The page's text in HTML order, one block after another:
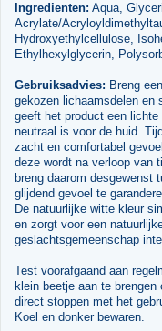
Ingredienten: Aqua,
Acrylate/
Hydroxyethylcellulose,
Ethylhexylglycerin,
Gebruiksadvies: Breng
gekozen lichaamsdelen en
geeft het product een
neutraal is voor de huid.
zacht en comfortabel
deze wordt na verloop van
breng daarom desgewenst
glijdend gevoel te
De natuurlijke witte kleur
en zorgt voor een
geslachtsgemeenschap
Test voorafgaand aan
klein beetje aan te
direct stoppen met het
Koel en donker bewaren.